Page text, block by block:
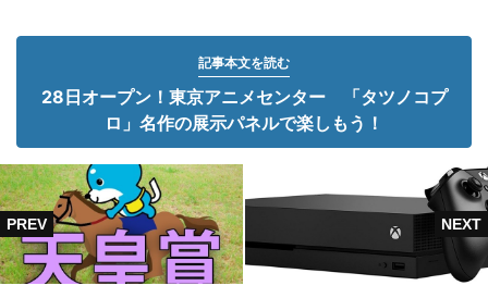
記事本文を読む
28日オープン！東京アニメセンター 「タツノコプ
ロ」名作の展示パネルで楽しもう！